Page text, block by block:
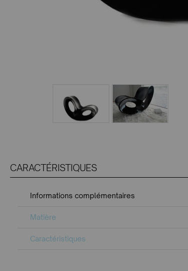
CARACTÉRISTIQUES
Informations complémentaires
Matière
Caractéristiques